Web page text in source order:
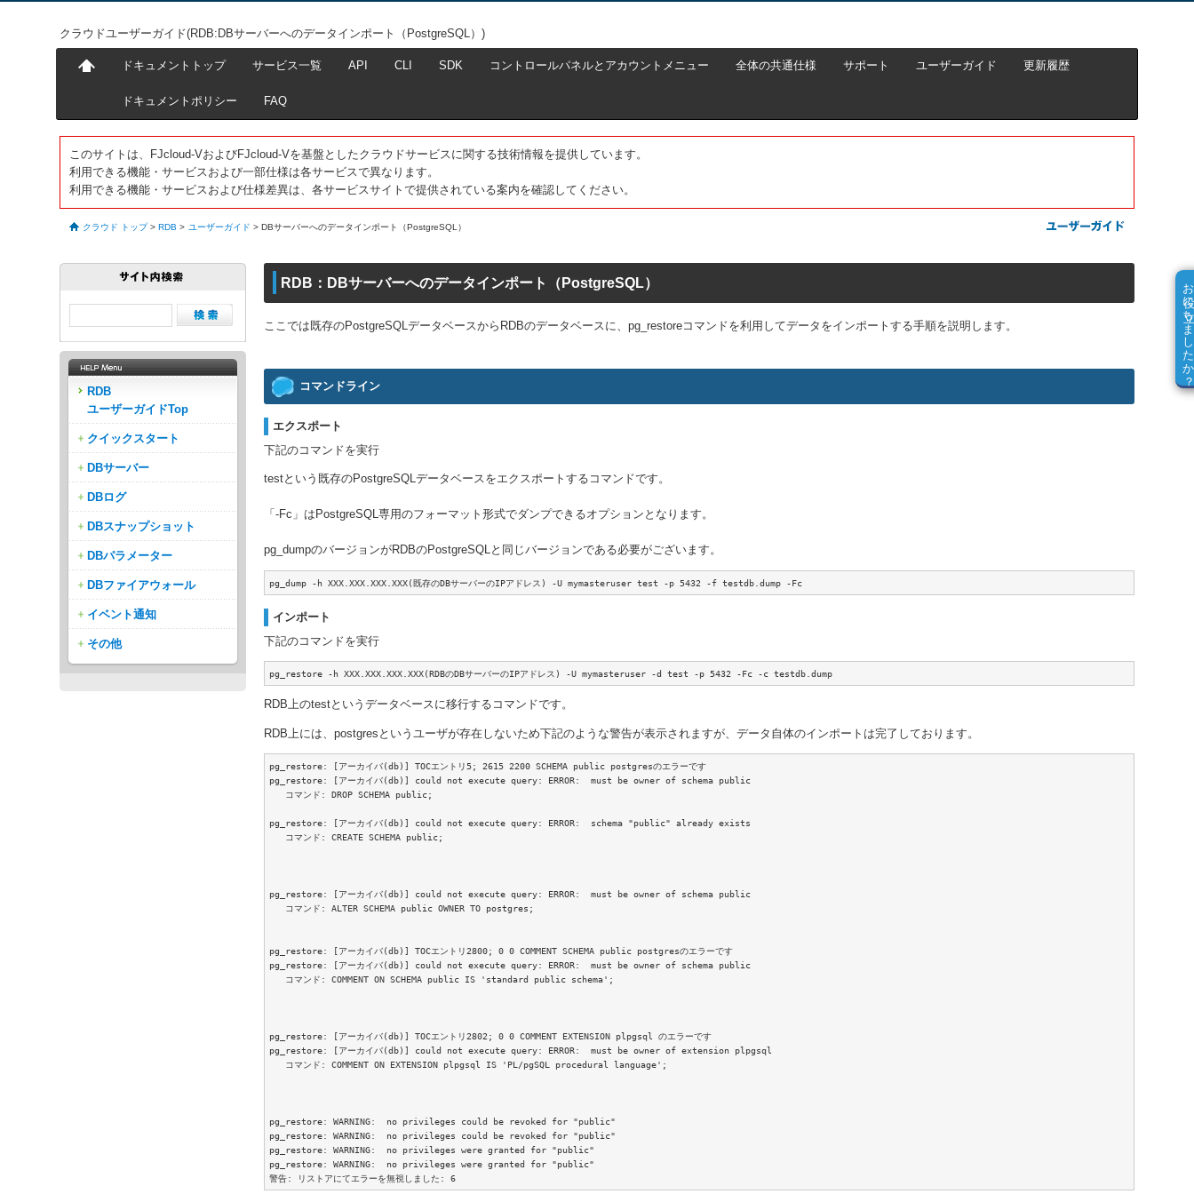
クラウドユーザーガイド(RDB:DBサーバーへのデータインポート（PostgreSQL）)
ドキュメントトップ サービス一覧 API CLI SDK コントロールパネルとアカウントメニュー 全体の共通仕様 サポート ユーザーガイド 更新履歴
ドキュメントポリシー FAQ
このサイトは、FJcloud-VおよびFJcloud-Vを基盤としたクラウドサービスに関する技術情報を提供しています。
利用できる機能・サービスおよび一部仕様は各サービスで異なります。
利用できる機能・サービスおよび仕様差異は、各サービスサイトで提供されている案内を確認してください。
クラウド トップ > RDB > ユーザーガイド > DBサーバーへのデータインポート（PostgreSQL）
RDB：DBサーバーへのデータインポート（PostgreSQL）
ここでは既存のPostgreSQLデータベースからRDBのデータベースに、pg_restoreコマンドを利用してデータをインポートする手順を説明します。
コマンドライン
エクスポート
下記のコマンドを実行
testという既存のPostgreSQLデータベースをエクスポートするコマンドです。
「-Fc」はPostgreSQL専用のフォーマット形式でダンプできるオプションとなります。
pg_dumpのバージョンがRDBのPostgreSQLと同じバージョンである必要がございます。
pg_dump -h XXX.XXX.XXX.XXX(既存のDBサーバーのIPアドレス) -U mymasteruser test -p 5432 -f testdb.dump -Fc
インポート
下記のコマンドを実行
pg_restore -h XXX.XXX.XXX.XXX(RDBのDBサーバーのIPアドレス) -U mymasteruser -d test -p 5432 -Fc -c testdb.dump
RDB上のtestというデータベースに移行するコマンドです。
RDB上には、postgresというユーザが存在しないため下記のような警告が表示されますが、データ自体のインポートは完了しております。
pg_restore: [アーカイバ(db)] TOCエントリ5; 2615 2200 SCHEMA public postgresのエラーです
pg_restore: [アーカイバ(db)] could not execute query: ERROR:  must be owner of schema public
コマンド: DROP SCHEMA public;
pg_restore: [アーカイバ(db)] could not execute query: ERROR:  schema "public" already exists
コマンド: CREATE SCHEMA public;
pg_restore: [アーカイバ(db)] could not execute query: ERROR:  must be owner of schema public
コマンド: ALTER SCHEMA public OWNER TO postgres;
pg_restore: [アーカイバ(db)] TOCエントリ2800; 0 0 COMMENT SCHEMA public postgresのエラーです
pg_restore: [アーカイバ(db)] could not execute query: ERROR:  must be owner of schema public
コマンド: COMMENT ON SCHEMA public IS 'standard public schema';
pg_restore: [アーカイバ(db)] TOCエントリ2802; 0 0 COMMENT EXTENSION plpgsql のエラーです
pg_restore: [アーカイバ(db)] could not execute query: ERROR:  must be owner of extension plpgsql
コマンド: COMMENT ON EXTENSION plpgsql IS 'PL/pgSQL procedural language';
pg_restore: WARNING:  no privileges could be revoked for "public"
pg_restore: WARNING:  no privileges could be revoked for "public"
pg_restore: WARNING:  no privileges were granted for "public"
pg_restore: WARNING:  no privileges were granted for "public"
警告: リストアにてエラーを無視しました: 6
お役に立
RDB
ユーザーガイドTop
クイックスタート
DBサーバー
DBログ
DBスナップショット
DBパラメーター
DBファイアウォール
イベント通知
その他